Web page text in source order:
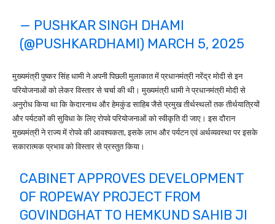
— PUSHKAR SINGH DHAMI
(@PUSHKARDHAMI) MARCH 5, 2025
मुख्यमंत्री पुष्कर सिंह धामी ने अपनी पिछली मुलाकात में प्रधानमंत्री नरेंद्र मोदी से इन
परियोजनाओं को लेकर विस्तार से चर्चा की थी। मुख्यमंत्री धामी ने प्रधानमंत्री मोदी से
अनुरोध किया था कि केदारनाथ और हेमकुंड साहिब जैसे प्रमुख तीर्थस्थलों तक तीर्थयात्रियों
और पर्यटकों की सुविधा के लिए रोपवे परियोजनाओं को स्वीकृति दी जाए। इस दौरान
मुख्यमंत्री ने राज्य में रोपवे की आवश्यकता, इसके लाभ और पर्यटन एवं अर्थव्यवस्था पर इसके
सकारात्मक प्रभाव को विस्तार से प्रस्तुत किया।
CABINET APPROVES DEVELOPMENT
OF ROPEWAY PROJECT FROM
GOVINDGHAT TO HEMKUND SAHIB JI